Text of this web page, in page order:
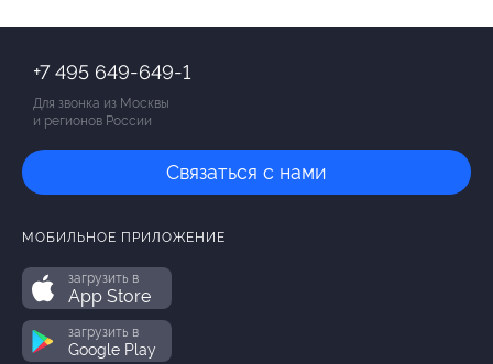
+7 495 649-649-1
Для звонка из Москвы
и регионов России
Связаться с нами
МОБИЛЬНОЕ ПРИЛОЖЕНИЕ
загрузить в
App Store
загрузить в
Google Play